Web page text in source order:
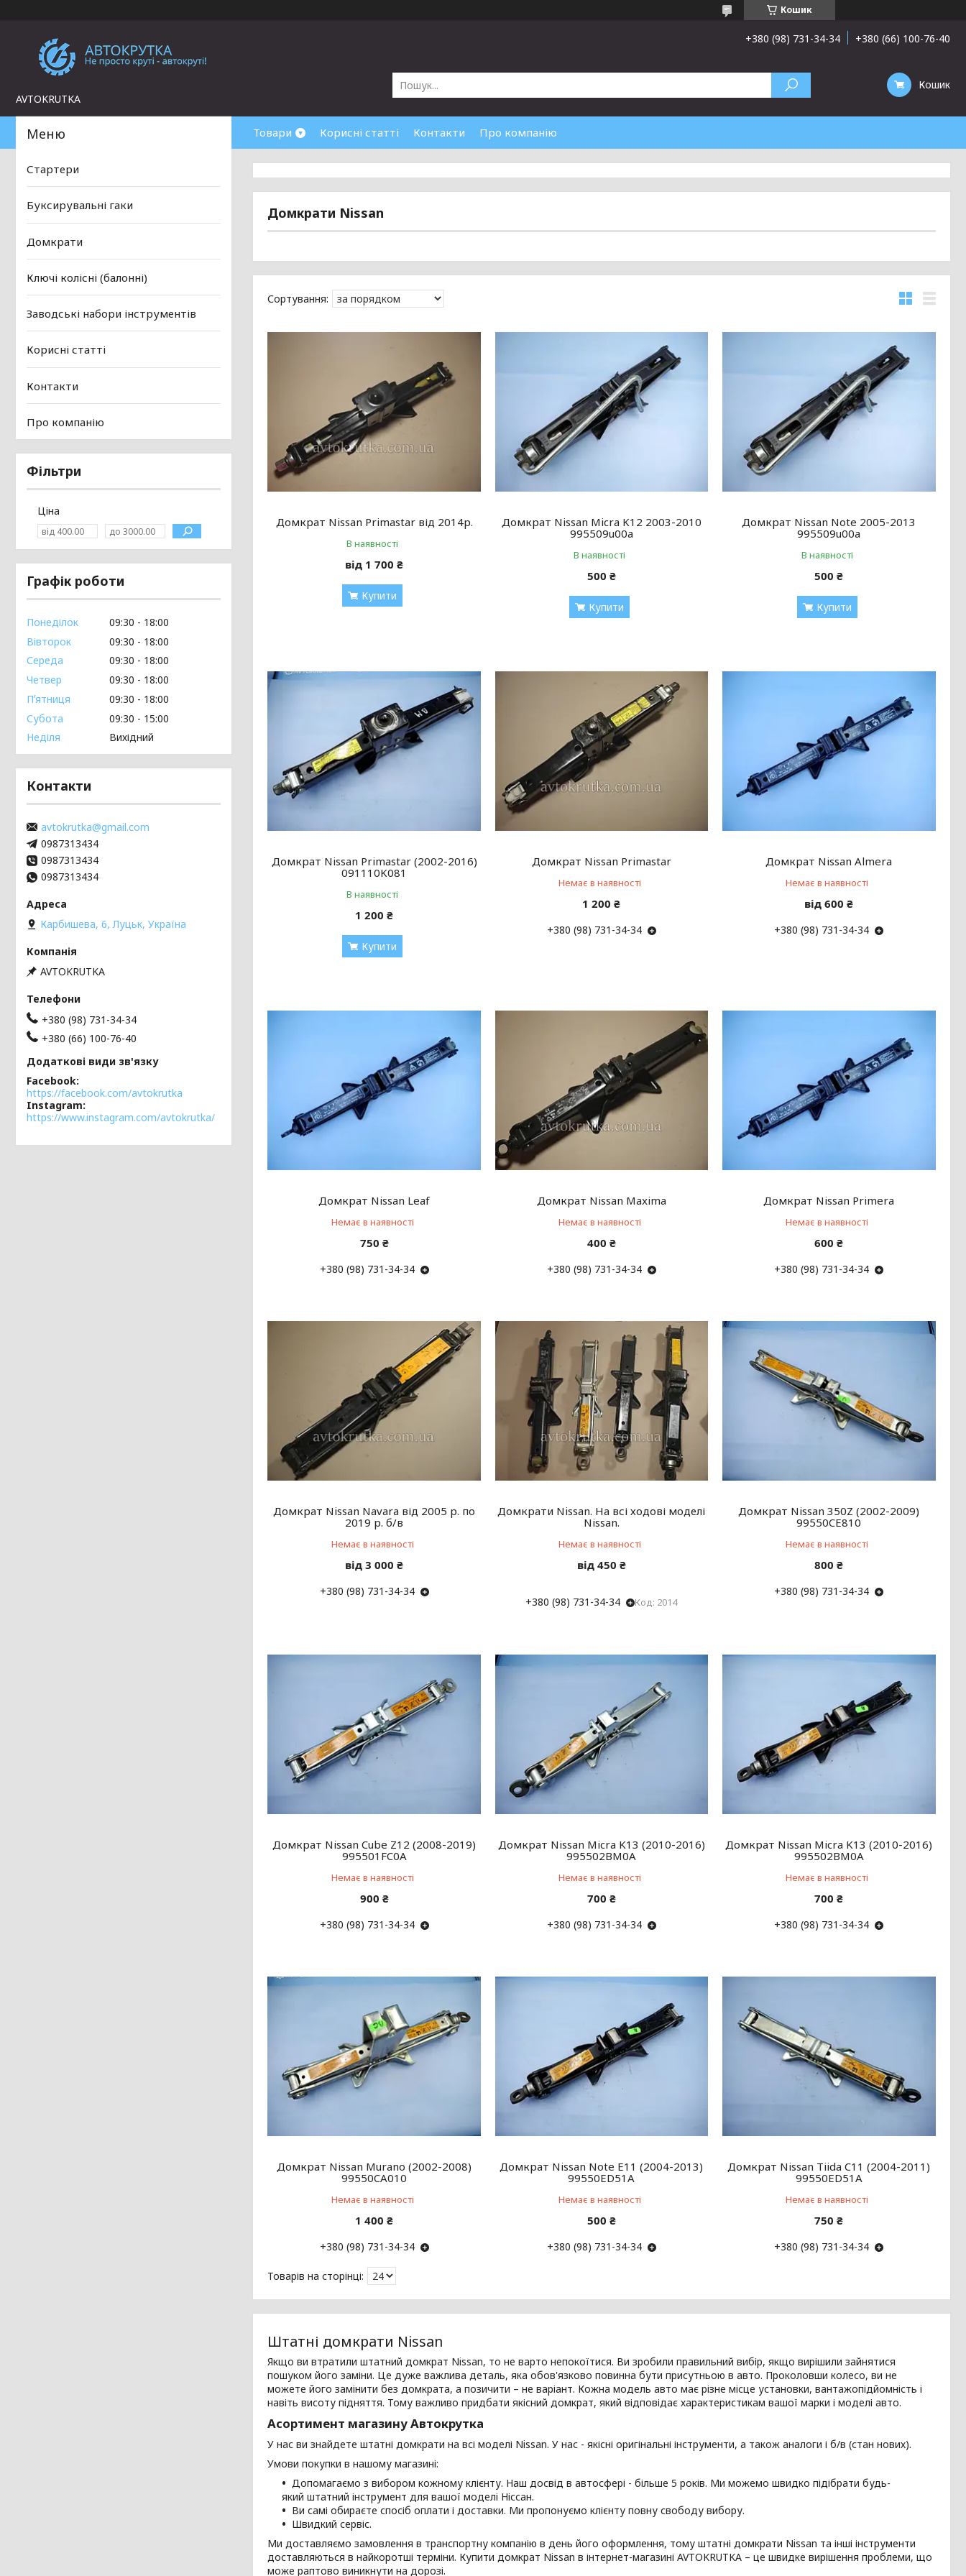
Кошик
AVTOKRUTKA
+380 (98) 731-34-34 +380 (66) 100-76-40
Кошик
Товари Корисні статті Контакти Про компанію
Домкрати Nissan
Домкрат Nissan Primastar від 2014р.
В наявності
від 1 700 ₴
Купити
Домкрат Nissan Micra K12 2003-2010
995509u00a
В наявності
500 ₴
Купити
Домкрат Nissan Note 2005-2013
995509u00a
В наявності
500 ₴
Купити
Домкрат Nissan Primastar (2002-2016)
091110K081
В наявності
1 200 ₴
Купити
Домкрат Nissan Primastar
Немає в наявності
1 200 ₴
+380 (98) 731-34-34
Домкрат Nissan Almera
Немає в наявності
від 600 ₴
+380 (98) 731-34-34
Домкрат Nissan Leaf
Немає в наявності
750 ₴
+380 (98) 731-34-34
Домкрат Nissan Maxima
Немає в наявності
400 ₴
+380 (98) 731-34-34
Домкрат Nissan Primera
Немає в наявності
600 ₴
+380 (98) 731-34-34
Домкрат Nissan Navara від 2005 р. по
2019 р. б/в
Немає в наявності
від 3 000 ₴
+380 (98) 731-34-34
Домкрати Nissan. На всі ходові моделі
Nissan.
Немає в наявності
від 450 ₴
+380 (98) 731-34-34 2014
Домкрат Nissan 350Z (2002-2009)
99550CE810
Немає в наявності
800 ₴
+380 (98) 731-34-34
Домкрат Nissan Cube Z12 (2008-2019)
995501FC0A
Немає в наявності
900 ₴
+380 (98) 731-34-34
Домкрат Nissan Micra K13 (2010-2016)
995502BM0A
Немає в наявності
700 ₴
+380 (98) 731-34-34
Домкрат Nissan Micra K13 (2010-2016)
995502BM0A
Немає в наявності
700 ₴
+380 (98) 731-34-34
Домкрат Nissan Murano (2002-2008)
99550CA010
Немає в наявності
1 400 ₴
+380 (98) 731-34-34
Домкрат Nissan Note E11 (2004-2013)
99550ED51A
Немає в наявності
500 ₴
+380 (98) 731-34-34
Домкрат Nissan Tiida C11 (2004-2011)
99550ED51A
Немає в наявності
750 ₴
+380 (98) 731-34-34
Штатні домкрати Nissan
Якщо ви втратили штатний домкрат Nissan, то не варто непокоїтися. Ви зробили правильний вибір, якщо вирішили зайнятися
пошуком його заміни. Це дуже важлива деталь, яка обов'язково повинна бути присутньою в авто. Проколовши колесо, ви не
можете його замінити без домкрата, а позичити – не варіант. Кожна модель авто має різне місце установки, вантажопідйомність і
навіть висоту підняття. Тому важливо придбати якісний домкрат, який відповідає характеристикам вашої марки і моделі авто.
Асортимент магазину Автокрутка
У нас ви знайдете штатні домкрати на всі моделі Nissan. У нас - якісні оригінальні інструменти, а також аналоги і б/в (стан нових).
Умови покупки в нашому магазині:
Допомагаємо з вибором кожному клієнту. Наш досвід в автосфері - більше 5 років. Ми можемо швидко підібрати будь-
який штатний інструмент для вашої моделі Ніссан.
Ви самі обираєте спосіб оплати і доставки. Ми пропонуємо клієнту повну свободу вибору.
Швидкий сервіс.
Ми доставляємо замовлення в транспортну компанію в день його оформлення, тому штатні домкрати Nissan та інші інструменти
доставляються в найкоротші терміни. Купити домкрат Nissan в інтернет-магазині AVTOKRUTKA – це швидке вирішення проблеми, що
може раптово виникнути на дорозі.
Стартери
Буксирувальні гаки
Домкрати
Ключі колісні (балонні)
Заводські набори інструментів
Корисні статті
Контакти
Про компанію
Фільтри
Ціна
Графік роботи
Понеділок 09:30
18:00
Вівторок
09:30
18:00
Середа
09:30
18:00
Четвер
09:30
18:00
Пʼятниця
09:30
18:00
Субота
09:30
15:00
Неділя
Вихідний
Контакти
avtokrutka@gmail.com
0987313434
0987313434
0987313434
Карбишева, 6, Луцьк, Україна
AVTOKRUTKA
+380 (98) 731-34-34
+380 (66) 100-76-40
Facebook
https://facebook.com/avtokrutka
Instagram
https://www.instagram.com/avtokrutka/